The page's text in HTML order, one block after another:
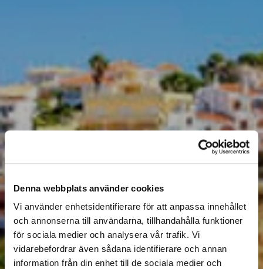
Denna webbplats använder cookies
Vi använder enhetsidentifierare för att anpassa innehållet
och annonserna till användarna, tillhandahålla funktioner
för sociala medier och analysera vår trafik. Vi
vidarebefordrar även sådana identifierare och annan
information från din enhet till de sociala medier och